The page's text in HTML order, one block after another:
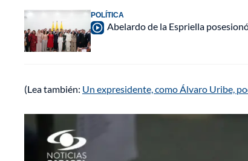
POLÍTICA
Abelardo de la Espriella
(Lea también: Un expresidente, como Álvaro Uribe,